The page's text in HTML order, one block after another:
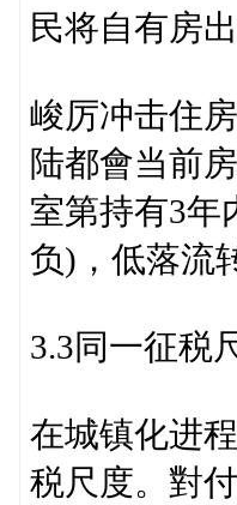
民将自有房
峻厉冲击住
陆都會当前
室第持有3年
负)，低落流
3.3同一征税
在城镇化进
税尺度。對